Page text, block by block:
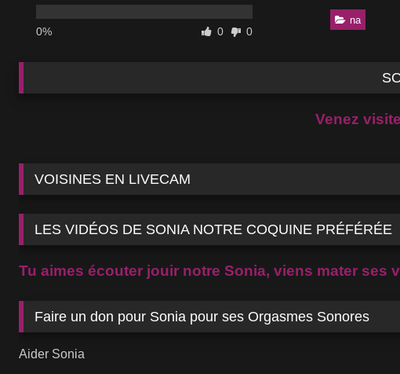
0% 0 0
na
Venez
VOISINES EN LIVECAM
LES VIDÉOS DE SONIA NOTRE COQUINE PRÉFÉRÉE
Tu aimes écouter jouir notre Sonia, viens mater ses
Faire un don pour Sonia pour ses Orgasmes Sonores
Aider Sonia